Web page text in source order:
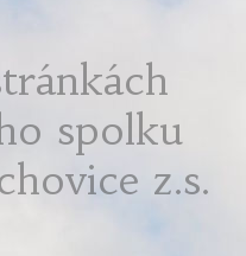
spolku
z.s.